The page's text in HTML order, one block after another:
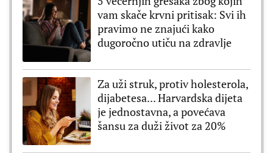
vam skače krvni pritisak: Svi ih
pravimo ne znajući kako
dugoročno utiču na zdravlje
Za uži struk, protiv holesterola,
dijabetesa... Harvardska dijeta
je jednostavna, a povećava
šansu za duži život za 20%